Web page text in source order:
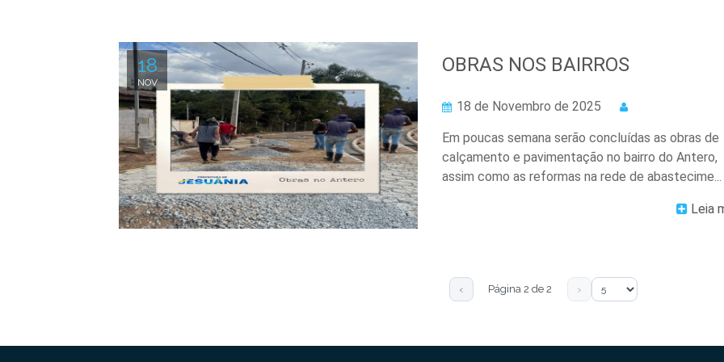
18
NOV
OBRAS NOS BAIRROS
18 de Novembro de 2025
Em poucas semana serão concluídas as obras de
calçamento e pavimentação no bairro do Antero,
assim como as reformas na rede de abastecime...
Leia
‹ Página 2 de 2 ›